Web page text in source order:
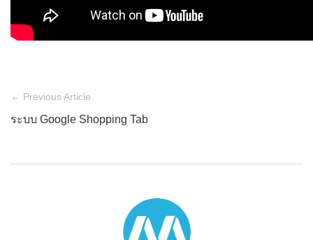
Previous Article
ระบบ Google Shopping Tab